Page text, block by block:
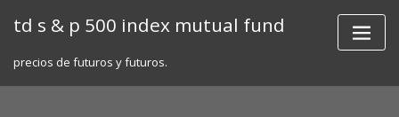
td s & p 500 index mutual fund
precios de futuros y futuros.